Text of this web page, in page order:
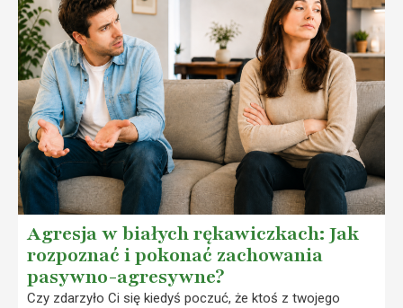
Agresja w białych rękawiczkach: Jak
rozpoznać i pokonać zachowania
pasywno-agresywne?
Czy zdarzyło Ci się kiedyś poczuć, że ktoś z twojego